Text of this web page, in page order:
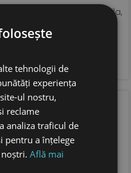
3 mm, extrem de flexibila,
pentru o fixare optima
cu spatiu suficient
TA
tehnologii de
experiența
ul nostru,
reclame
analiza traficul de
pentru a înțelege
noștri.Află mai